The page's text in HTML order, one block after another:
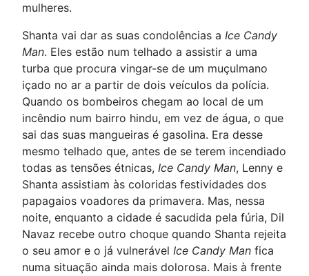
mulheres.
Shanta vai dar as suas condolências a Ice Candy
Man. Eles estão num telhado a assistir a uma
turba que procura vingar-se de um muçulmano
içado no ar a partir de dois veículos da polícia.
Quando os bombeiros chegam ao local de um
incêndio num bairro hindu, em vez de água, o que
sai das suas mangueiras é gasolina. Era desse
mesmo telhado que, antes de se terem incendiado
todas as tensões étnicas, Ice Candy Man, Lenny e
Shanta assistiam às coloridas festividades dos
papagaios voadores da primavera. Mas, nessa
noite, enquanto a cidade é sacudida pela fúria, Dil
Navaz recebe outro choque quando Shanta rejeita
o seu amor e o já vulnerável Ice Candy Man fica
numa situação ainda mais dolorosa. Mais à frente